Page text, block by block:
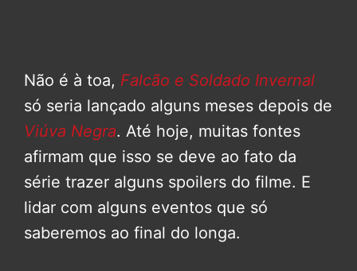
Não é à toa, Falcão e Soldado Invernal
só seria lançado alguns meses depois de
Viúva Negra. Até hoje, muitas fontes
afirmam que isso se deve ao fato da
série trazer alguns spoilers do filme. E
lidar com alguns eventos que só
saberemos ao final do longa.